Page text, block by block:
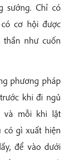
sướng. Chỉ có
cơ hội được
thần như cuốn
phương pháp
khi đi ngủ
và mỗi khi lật
có gì xuất hiện
để vào dưới